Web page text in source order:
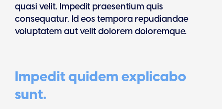
quasi velit. Impedit praesentium quis
consequatur. Id eos tempora repudiandae
voluptatem aut velit dolorem doloremque.
Impedit quidem explicabo
sunt.